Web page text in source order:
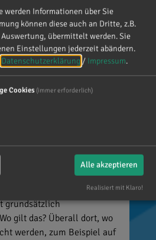
seit dem 2. August! Ab
für die
KI-Inhalte. ⚠️
Wer
KI-Inhalte
nicht entsprechend
Bußgelder von bis zu 15
muss gekennzeichnet
KI-generierte oder KI-
die echte Personen, Orte
echt darstellen (z. B.
ist betroffen? Unternehmen,
und viele weitere,
Inhalte veröffentlichen. Die
grundsätzlich
gilt das? Überall dort, wo
werden, zum Beispiel auf
werden Informationen über Sie
können diese auch an Dritte, z.B.
übermittelt werden. Sie
Einstellungen jederzeit abändern.
Datenschutzerklärung / Impressum.
Cookies (immer erforderlich)
Alle akzeptieren
Realisiert mit Klaro!